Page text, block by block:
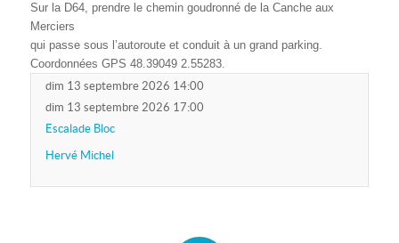
Sur la D64, prendre le chemin goudronné de la Canche aux
Merciers
qui passe sous l’autoroute et conduit à un grand parking.
Coordonnées GPS 48.39049 2.55283.
dim 13 septembre 2026 14:00
dim 13 septembre 2026 17:00
Escalade Bloc
Hervé Michel